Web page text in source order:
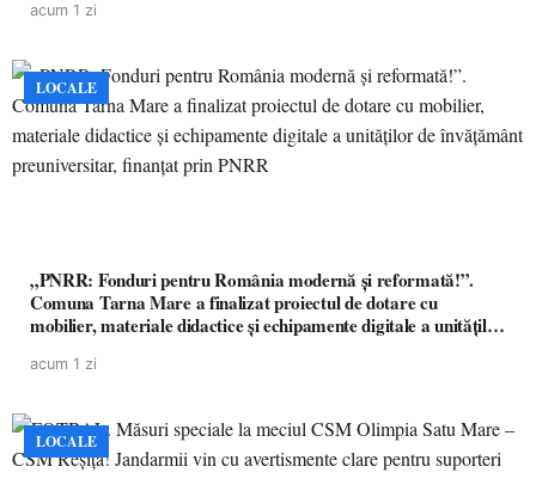
acum 1 zi
LOCALE
„PNRR: Fonduri pentru România modernă și reformată!”.
Comuna Tarna Mare a finalizat proiectul de dotare cu
mobilier, materiale didactice și echipamente digitale a unităților
acum 1 zi
LOCALE